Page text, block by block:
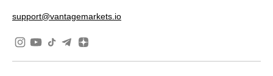
support@vantagemarkets.io